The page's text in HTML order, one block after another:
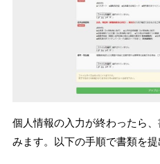
個人情報の入力が終わったら
みます。以下の手順で書類を提